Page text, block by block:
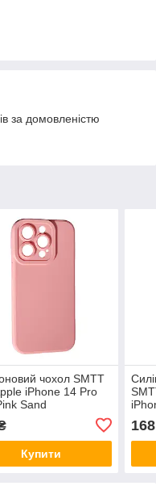
за домовленістю
чохол SMTT
iPhone 14 Pro
Sand
Купити
168